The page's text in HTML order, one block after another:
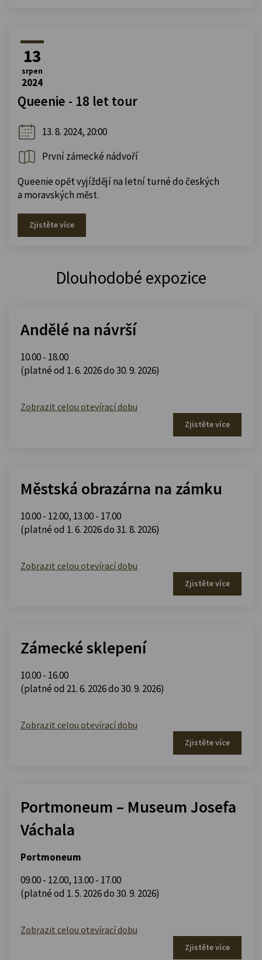
13
srpen
2024
Queenie - 18 let tour
13. 8. 2024, 20:00
První zámecké nádvoří
Queenie opět vyjíždějí na letní turné do českých
a moravských měst.
Zjistěte více
Dlouhodobé expozice
Andělé na návrší
10.00 - 18.00
(platné od 1. 6. 2026 do 30. 9. 2026)
Zobrazit celou otevírací dobu
Zjistěte více
Městská obrazárna na zámku
10.00 - 12.00, 13.00 - 17.00
(platné od 1. 6. 2026 do 31. 8. 2026)
Zobrazit celou otevírací dobu
Zjistěte více
Zámecké sklepení
10.00 - 16.00
(platné od 21. 6. 2026 do 30. 9. 2026)
Zobrazit celou otevírací dobu
Zjistěte více
Portmoneum – Museum Josefa
Váchala
Portmoneum
09.00 - 12.00, 13.00 - 17.00
(platné od 1. 5. 2026 do 30. 9. 2026)
Zobrazit celou otevírací dobu
Zjistěte více